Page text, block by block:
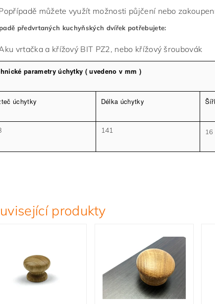
můžete využít možnosti půjčení nebo
předvrtaných kuchyňských dvířek potřebujete:
vrtačka a křížový BIT PZ2, nebo křížový šroubovák
parametry úchytky ( uvedeno v mm )
úchytky Délka úchytky
141 16
produkty